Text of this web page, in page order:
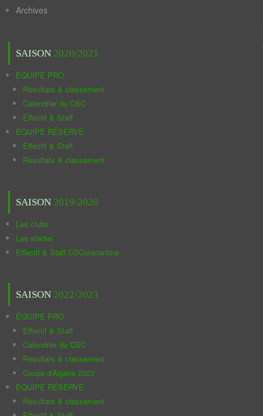
Archives
SAISON 2020/2021
ÉQUIPE PRO
Résultats & classement
Calendrier du CSC
Effectif & Staff
ÉQUIPE RÉSERVE
Effectif & Staff
Résultats & classement
SAISON 2019/2020
Les clubs
Les stades
Effectif & Staff CSConstantine
SAISON 2022/2023
ÉQUIPE PRO
Effectif & Staff
Calendrier du CSC
Résultats & classement
Coupe d'Algérie 2023
ÉQUIPE RÉSERVE
Résultats & classement